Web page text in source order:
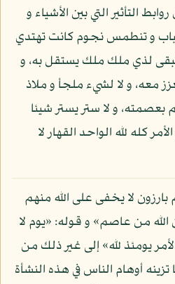
التأثير التي بين الأشياء و
و تنطمس نجوم كانت تهتدي
تبقى لذي ملك ملك يستقل به، و
معه، و لا لشيء ملجأ و ملاذ
بعصمته، و لا ستر يستر شيئا
كله لله الواحد القهار لا
لا يخفى على الله منهم
من عاصم» و قوله: «يوم لا
يومئذ لله» إلى غير ذلك من
أوهام الناس في هذه النشأة